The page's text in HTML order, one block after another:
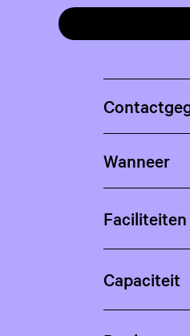
Wanneer
Capaciteit